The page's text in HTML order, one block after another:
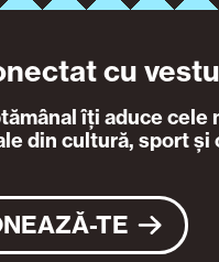
cu
îți aduce cele
din cultură, sport și
TE